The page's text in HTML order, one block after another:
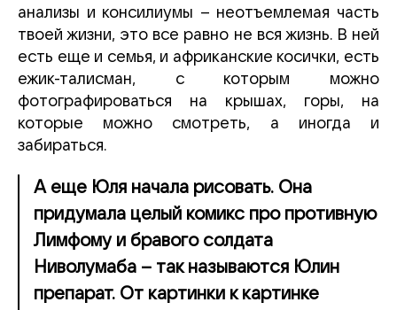
анализы и консилиумы – неотъемлемая часть
твоей жизни, это все равно не вся жизнь. В ней
есть еще и семья, и африканские косички, есть
ежик-талисман, с которым можно
фотографироваться на крышах, горы, на
которые можно смотреть, а иногда и
забираться.
А еще Юля начала рисовать. Она
придумала целый комикс про противную
Лимфому и бравого солдата
Ниволумаба – так называются Юлин
препарат. От картинки к картинке